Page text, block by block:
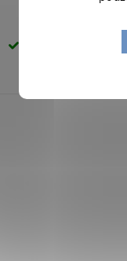
Skladom